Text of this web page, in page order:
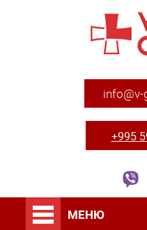
+995
МЕНЮ